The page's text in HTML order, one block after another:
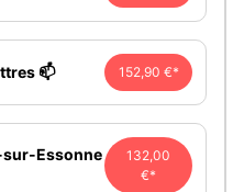
📫 152,90 €*
sur-Essonne
132,00
€*